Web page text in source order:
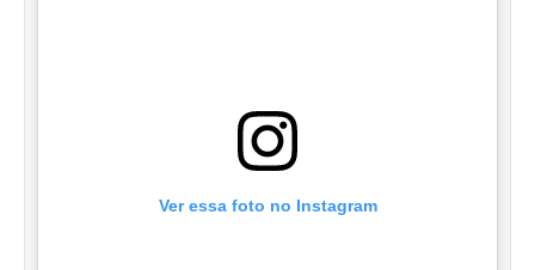
Ver essa foto no Instagram